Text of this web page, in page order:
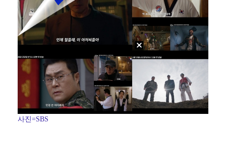
[ST포토] 전예성, 파세이브로 시작
사진=SBS